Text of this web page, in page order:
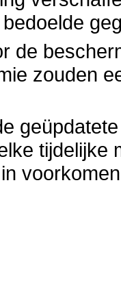
de
zouden
tijdelijke